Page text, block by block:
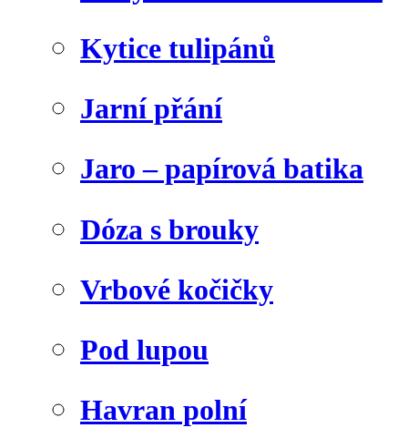
Kytice tulipánů
Jarní přání
Jaro – papírová batika
Dóza s brouky
Vrbové kočičky
Pod lupou
Havran polní